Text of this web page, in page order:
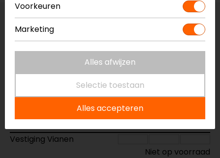
Vestiging Apeldoorn
Niet op voorraad
Vestiging Breda
Vestiging Capelle a/d IJssel
Niet op voorraad
Vestiging Eindhoven
Niet op voorraad
Vestiging Vianen
Niet op voorraad
Voorkeuren
Marketing
Alles afwijzen
Selectie toestaan
Alles accepteren